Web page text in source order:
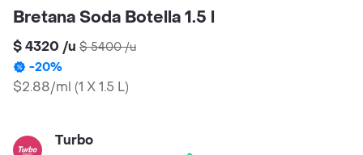
Bretana Soda Botella 1.5 l
$ 4320 /u $ 5400/u
-20%
$2.88/ml (1 X 1.5 L)
Turbo